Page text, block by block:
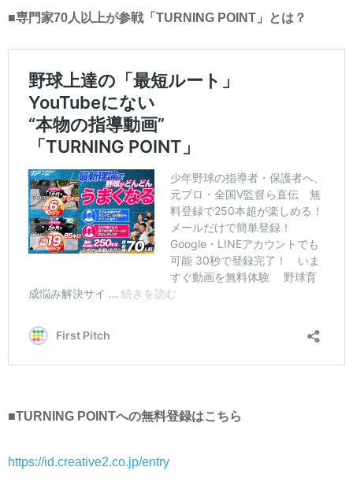
■専門家70人以上が参戦「TURNING POINT」とは？
■TURNING POINTへの無料登録はこちら
https://id.creative2.co.jp/entry